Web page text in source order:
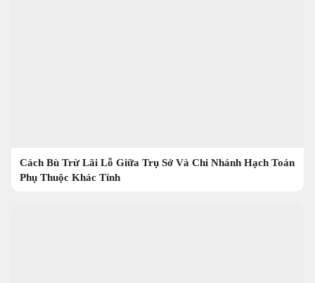
Cách Bù Trừ Lãi Lỗ Giữa Trụ Sở Và Chi Nhánh Hạch Toán
Phụ Thuộc Khác Tỉnh